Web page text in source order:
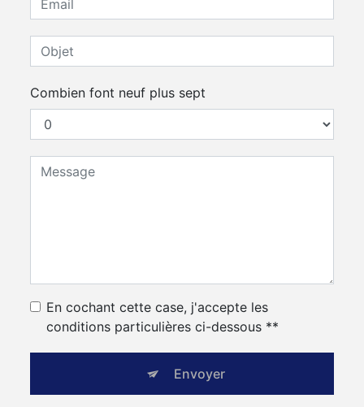
Combien font neuf plus sept
En cochant cette case, j'accepte les
conditions particulières ci-dessous **
Envoyer